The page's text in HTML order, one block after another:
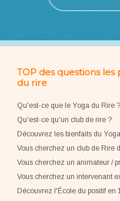
TOP des questions
du rire
Qu'est-ce que le Yoga du Rire ?
Qu'est-ce qu'un club de rire ?
Découvrez les bienfaits du
Vous cherchez un club de Rire
Vous cherchez un animateur /
Vous cherchez un intervenant
Découvrez l'École du positif en